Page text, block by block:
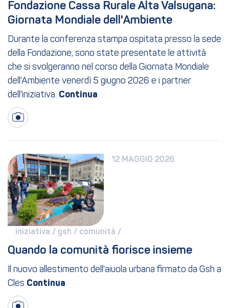
Fondazione Cassa Rurale Alta Valsugana:
Giornata Mondiale dell'Ambiente
Durante la conferenza stampa ospitata presso la sede
della Fondazione, sono state presentate le attività
che si svolgeranno nel corso della Giornata Mondiale
dell'Ambiente venerdì 5 giugno 2026 e i partner
dell'iniziativa.
12 MAGGIO 2026
iniziativa / gsh / comunità /
Quando la comunità fiorisce insieme
Il nuovo allestimento dell'aiuola urbana firmato da Gsh a
Cles